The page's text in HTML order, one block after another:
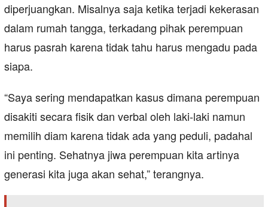
diperjuangkan. Misalnya saja ketika terjadi kekerasan
dalam rumah tangga, terkadang pihak perempuan
harus pasrah karena tidak tahu harus mengadu pada
siapa.
“Saya sering mendapatkan kasus dimana perempuan
disakiti secara fisik dan verbal oleh laki-laki namun
memilih diam karena tidak ada yang peduli, padahal
ini penting. Sehatnya jiwa perempuan kita artinya
generasi kita juga akan sehat,” terangnya.